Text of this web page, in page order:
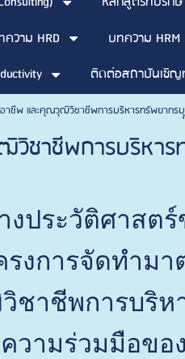
วาม HRD
บทความ HRM
ติดต่อสถาบันเชิญ
อาชีพ และคุณวุฒิวิชาชีพการบริหารทรัพยากร
วิชาชีพการบริหา
งประวัติศาสต
รงการจัดทำม
าชีพการบริห
วามร่วมมือขอ